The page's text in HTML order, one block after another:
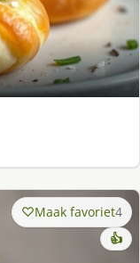
Maak favoriet4
👍